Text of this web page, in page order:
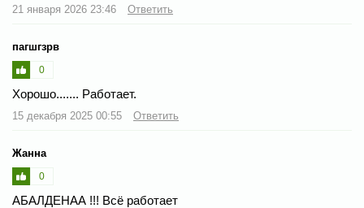
21 января 2026 23:46 Ответить
пагшгзрв
0
Хорошо....... Работает.
15 декабря 2025 00:55 Ответить
Жанна
0
АБАЛДЕНАА !!! Всё работает